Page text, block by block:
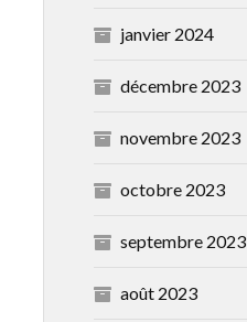
janvier 2024
décembre 2023
novembre 2023
octobre 2023
septembre 2023
août 2023